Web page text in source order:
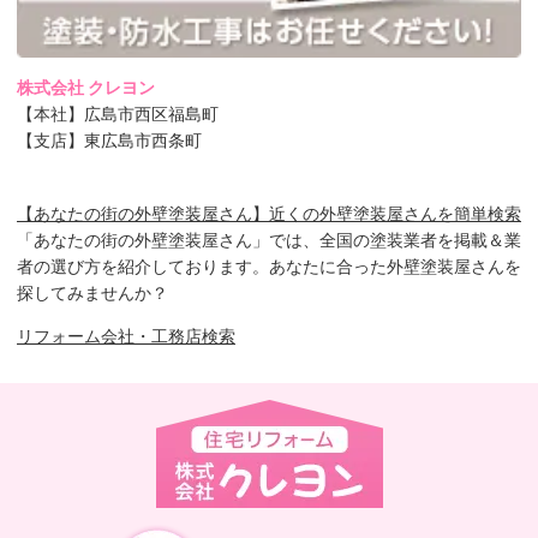
株式会社 クレヨン
【本社】広島市西区福島町
【支店】東広島市西条町
【あなたの街の外壁塗装屋さん】近くの外壁塗装屋さんを簡単検索
「あなたの街の外壁塗装屋さん」では、全国の塗装業者を掲載＆業
者の選び方を紹介しております。あなたに合った外壁塗装屋さんを
探してみませんか？
リフォーム会社・工務店検索